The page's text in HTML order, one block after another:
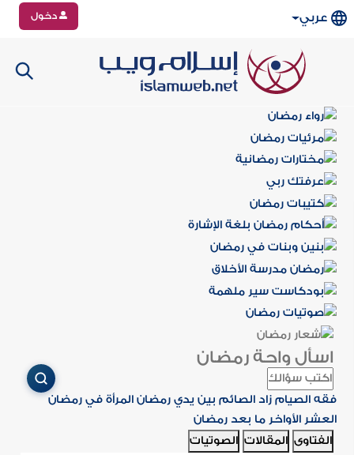
عربي دخول
اسأل واحة رمضان
فقه الصيام زاد الصائم بين يدي رمضان المرأة في رمضان
العشر الأواخر ما بعد رمضان
الفتاوى المقالات الصوتيات